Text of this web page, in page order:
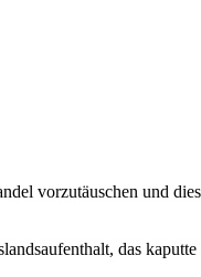
vorzutäuschen und
das